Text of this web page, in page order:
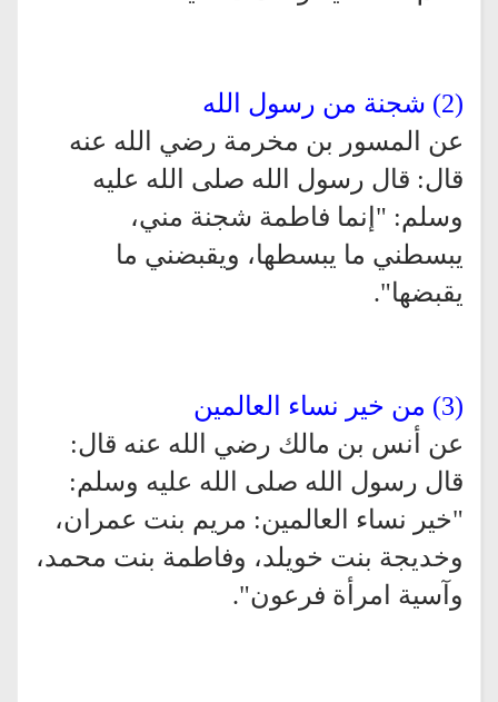
(2) شجنة من رسول الله
عن المسور بن مخرمة رضي الله عنه
قال: قال رسول الله صلى الله عليه
وسلم: "إنما فاطمة شجنة مني،
يبسطني ما يبسطها، ويقبضني ما
يقبضها".
(3) من خير نساء العالمين
عن أنس بن مالك رضي الله عنه قال:
قال رسول الله صلى الله عليه وسلم:
"خير نساء العالمين: مريم بنت عمران،
وخديجة بنت خويلد، وفاطمة بنت محمد،
وآسية امرأة فرعون".